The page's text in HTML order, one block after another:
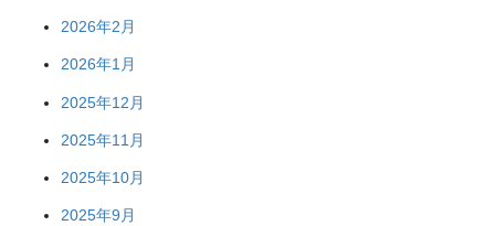
2026年2月
2026年1月
2025年12月
2025年11月
2025年10月
2025年9月